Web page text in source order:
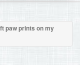
paw prints on my